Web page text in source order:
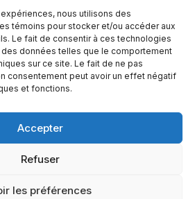
nous utilisons des
témoins pour stocker et/ou accéder aux
Le fait de consentir à ces technologies
données telles que le comportement
sur ce site. Le fait de ne pas
consentement peut avoir un effet négatif
et fonctions.
Accepter
Refuser
les préférences
Inc |
et développé par Chameleon Ideas